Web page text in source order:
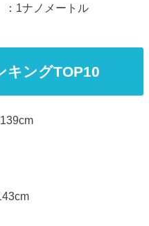
：1ナノメートル
キングTOP10